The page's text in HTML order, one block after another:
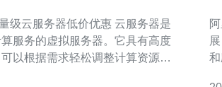
务器低价优惠 云服务器是
服务的虚拟服务器。它具有高度
以根据需求轻松调整计算资源。
阿